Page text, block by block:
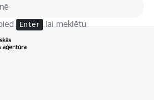
Enter lai meklētu